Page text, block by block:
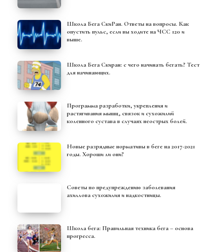
Школа Бега СкиРан. Ответы на вопросы. Как
опустить пульс, если вы ходите на ЧСС 120 и
выше.
Школа Бега Скиран: с чего начинать бегать? Тест
для начинающих.
Программа разработки, укрепления и
растягивания мышц, связок и сухожилий
коленного сустава в случаях неострых болей.
Новые разрядные нормативы в беге на 2017-2021
годы. Хороши ли они?
Советы по предупреждению заболевания
ахиллова сухожилия и надкостницы.
Школа бега: Правильная техника бега – основа
прогресса.